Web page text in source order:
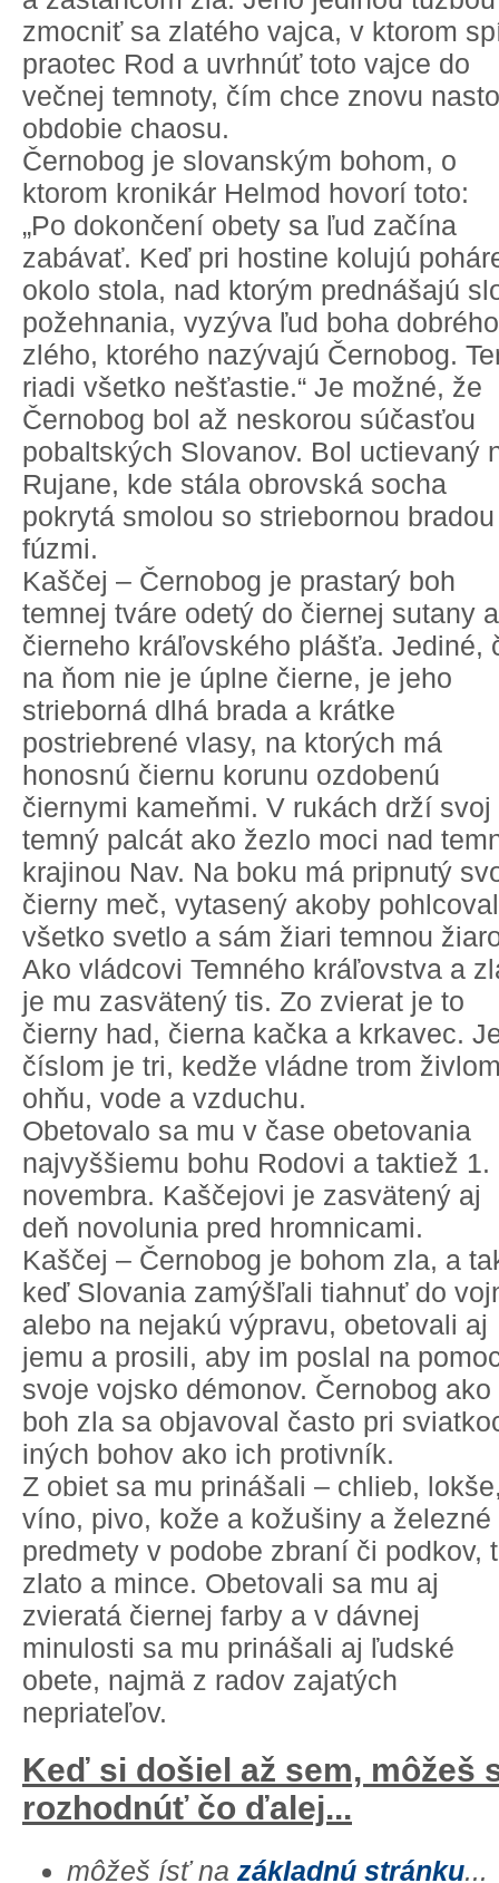
zmocniť sa zlatého vajca, v ktorom
praotec Rod a uvrhnúť toto vajce do
večnej temnoty, čím chce znovu
obdobie chaosu.
Černobog je slovanským bohom, o
ktorom kronikár Helmod hovorí toto:
„Po dokončení obety sa ľud začína
zabávať. Keď pri hostine kolujú
okolo stola, nad ktorým prednášajú
požehnania, vyzýva ľud boha
zlého, ktorého nazývajú Černobog.
riadi všetko nešťastie.“ Je možné, že
Černobog bol až neskorou súčasťou
pobaltských Slovanov. Bol uctievaný
Rujane, kde stála obrovská socha
pokrytá smolou so striebornou
fúzmi.
Kaščej – Černobog je prastarý boh
temnej tváre odetý do čiernej sutany a
čierneho kráľovského plášťa. Jediné,
na ňom nie je úplne čierne, je jeho
strieborná dlhá brada a krátke
postriebrené vlasy, na ktorých má
honosnú čiernu korunu ozdobenú
čiernymi kameňmi. V rukách drží svoj
temný palcát ako žezlo moci nad
krajinou Nav. Na boku má pripnutý
čierny meč, vytasený akoby pohlcoval
všetko svetlo a sám žiari temnou
Ako vládcovi Temného kráľovstva a
je mu zasvätený tis. Zo zvierat je to
čierny had, čierna kačka a krkavec.
číslom je tri, kedže vládne trom
ohňu, vode a vzduchu.
Obetovalo sa mu v čase obetovania
najvyššiemu bohu Rodovi a taktiež 1.
novembra. Kaščejovi je zasvätený aj
deň novolunia pred hromnicami.
Kaščej – Černobog je bohom zla, a
keď Slovania zamýšľali tiahnuť do
alebo na nejakú výpravu, obetovali aj
jemu a prosili, aby im poslal na
svoje vojsko démonov. Černobog ako
boh zla sa objavoval často pri
iných bohov ako ich protivník.
Z obiet sa mu prinášali – chlieb,
víno, pivo, kože a kožušiny a železné
predmety v podobe zbraní či podkov,
zlato a mince. Obetovali sa mu aj
zvieratá čiernej farby a v dávnej
minulosti sa mu prinášali aj ľudské
obete, najmä z radov zajatých
nepriateľov.
Keď si došiel až sem, môžeš
rozhodnúť čo ďalej...
môžeš ísť na základnú stránku...